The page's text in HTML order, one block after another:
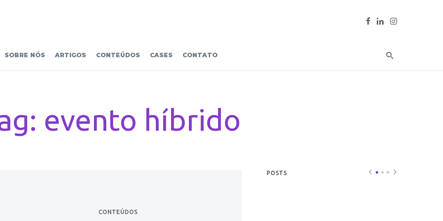
SOBRE NÓS ARTIGOS CONTEÚDOS CASES CONTATO
evento híbrido
CONTEÚDOS
POSTS